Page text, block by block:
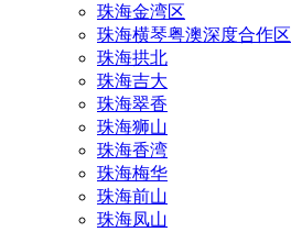
珠海金湾区
珠海横琴粤澳深度合作区
珠海拱北
珠海吉大
珠海翠香
珠海狮山
珠海香湾
珠海梅华
珠海前山
珠海凤山